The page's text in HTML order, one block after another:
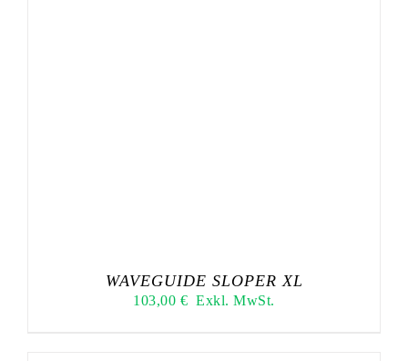
WAVEGUIDE SLOPER XL
103,00 € Exkl. MwSt.